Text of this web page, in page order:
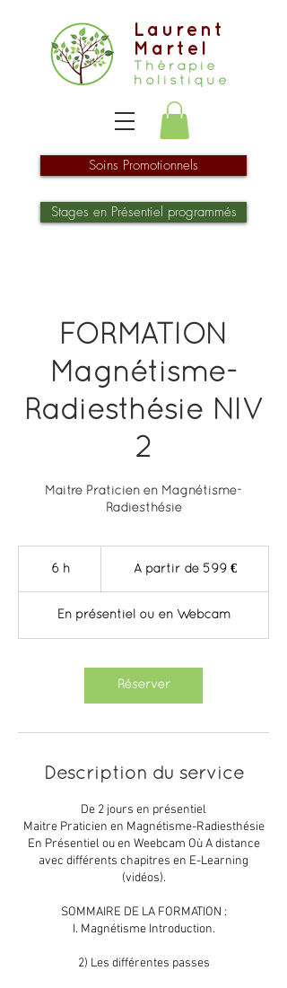
Laurent
Martel
Thérapie
holistique
Stages en Présentiel programmés
Soins Promotionnels
FORMATION
Magnétisme-
Radiesthésie NIV
2
Maitre Praticien en Magnétisme-
Radiesthésie
6 h6
euros
À partir de 599 €
En présentiel ou en Webcam
Réserver
Description du service
De 2 jours en présentiel
Maitre Praticien en Magnétisme-Radiesthésie
En Présentiel ou en Weebcam Où A distance
avec différents chapitres en E-Learning
(vidéos).
SOMMAIRE DE LA FORMATION :
I. Magnétisme Introduction.
2) Les différentes passes